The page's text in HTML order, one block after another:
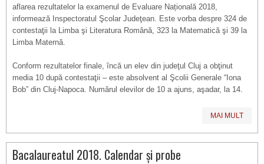
aflarea rezultatelor la examenul de Evaluare Națională 2018,
informează Inspectoratul Şcolar Judeţean. Este vorba despre 324 de
contestaţii la Limba şi Literatura Română, 323 la Matematică şi 39 la
Limba Maternă.
Conform rezultatelor finale, încă un elev din judeţul Cluj a obţinut
media 10 după contestaţii – este absolvent al Şcolii Generale “Iona
Bob” din Cluj-Napoca. Numărul elevilor de 10 a ajuns, aşadar, la 14.
MAI MULT
Bacalaureatul 2018. Calendar și probe